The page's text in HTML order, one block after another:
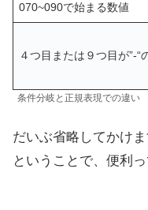
070~090で始まる数値
４つ目または９つ目が”-“
条件分岐と正規表現での違い
だいぶ省略してかけ
ということで、便利っ